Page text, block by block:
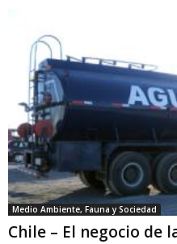
Medio Ambiente, Fauna y Sociedad
Chile – El negocio de